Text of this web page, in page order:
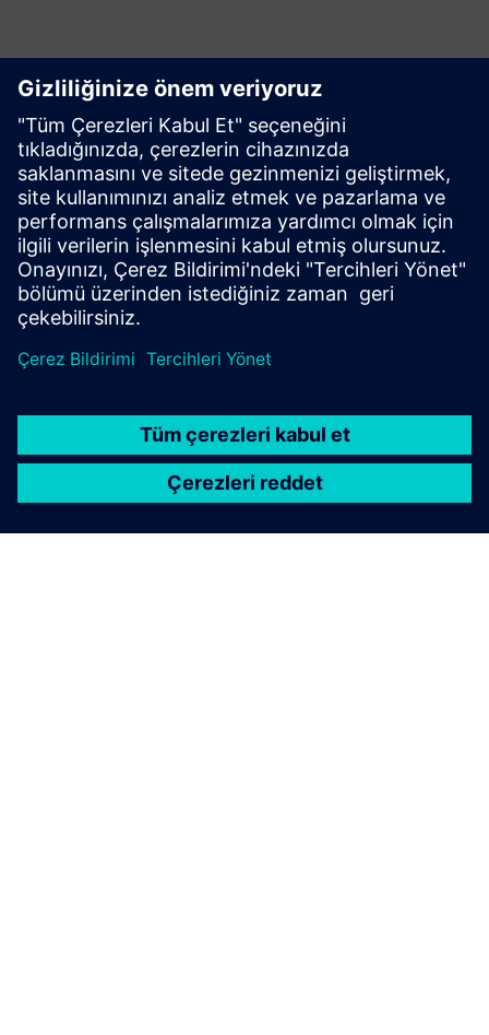
Kullanmaya başlayın
Bizimle iletişime geçin